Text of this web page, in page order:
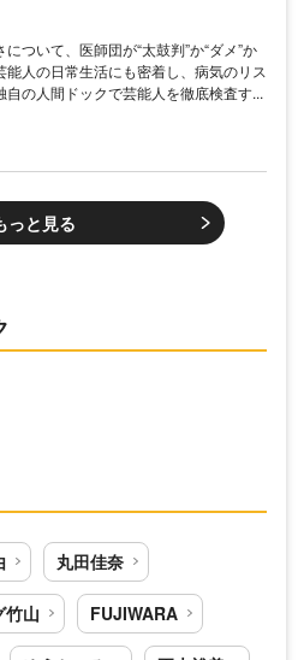
ついて、医師団が“太鼓判”か“ダメ”か
人の日常生活にも密着し、病気のリス
の人間ドックで芸能人を徹底検査す...
っと見る
丸田佳奈
竹山 FUJIWARA